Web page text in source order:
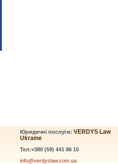
Юридичні послуги: VERDYS Law
Ukraine
Тел:+380 (59) 441 86 15
info@verdyslaw.com.ua